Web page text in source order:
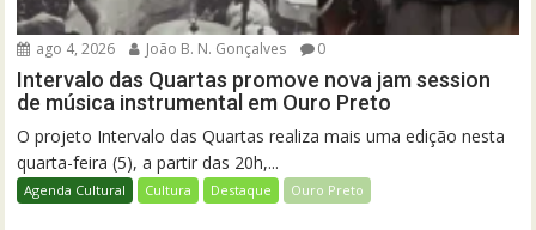
ago 4, 2026 João B. N. Gonçalves 0
Intervalo das Quartas promove nova jam session
de música instrumental em Ouro Preto
O projeto Intervalo das Quartas realiza mais uma edição nesta
quarta-feira (5), a partir das 20h,...
Agenda Cultural Cultura Destaque Ouro Preto